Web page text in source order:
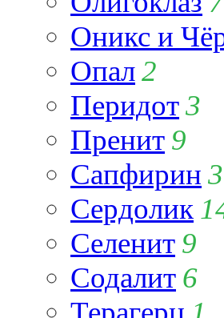
Оникс и
Опал2
Перидот3
Пренит 9
Сапфирин 3
Сердолик
Селенит 9
Содалит 6